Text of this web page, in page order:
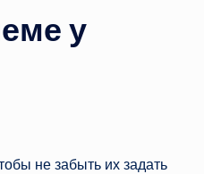
у
не забыть их задать